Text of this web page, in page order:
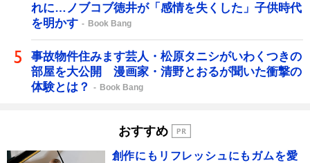
れに…ノブコブ徳井が「感情を失くした」子供時代
を明かす
Book Bang
事故物件住みます芸人・松原タニシがいわくつきの
部屋を大公開 漫画家・清野とおるが聞いた衝撃の
体験とは？
Book Bang
おすすめ
創作にもリフレッシュにもガムを愛